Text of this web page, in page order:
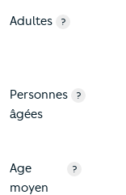
Adultes ?
Personnes
âgées
?
Age
moyen
?